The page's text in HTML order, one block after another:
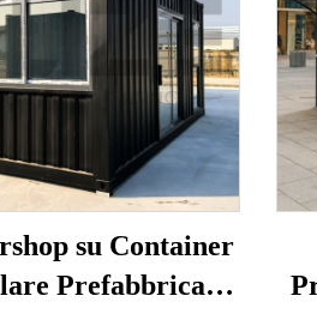
su Container
Prefabbricato